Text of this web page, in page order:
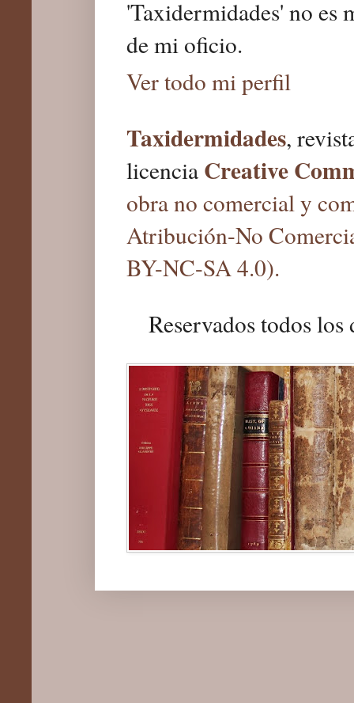
'Taxidermidades' no es
de mi oficio.
Ver todo mi perfil
Taxidermidades,
licencia Creative
obra no comercial y
Atribución-No
BY-NC-SA 4.0).
Reservados todos